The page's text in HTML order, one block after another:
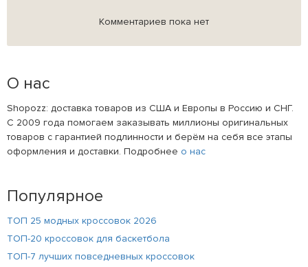
Комментариев пока нет
О нас
Shopozz: доставка товаров из США и Европы в Россию и СНГ.
С 2009 года помогаем заказывать миллионы оригинальных
товаров с гарантией подлинности и берём на себя все этапы
оформления и доставки. Подробнее о нас
Популярное
ТОП 25 модных кроссовок 2026
ТОП-20 кроссовок для баскетбола
ТОП-7 лучших повседневных кроссовок